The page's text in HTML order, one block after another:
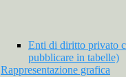
Enti di diritto privato
pubblicare in tabelle)
Rappresentazione grafica